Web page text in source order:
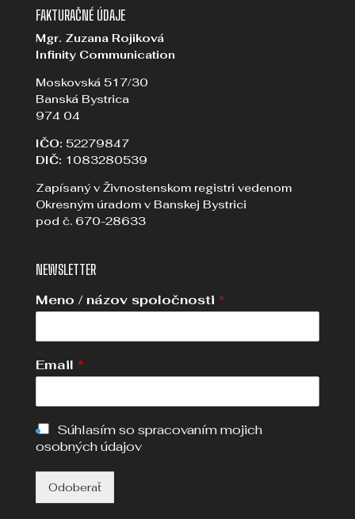
FAKTURAČNÉ ÚDAJE
Mgr. Zuzana Rojiková
Infinity Communication
Moskovská 517/30
Banská Bystrica
974 04
IČO: 52279847
DIČ: 1083280539
Zapísaný v Živnostenskom registri vedenom
Okresným úradom v Banskej Bystrici
pod č. 670-28633
NEWSLETTER
Meno / názov spoločnosti *
Email *
Súhlasím so spracovaním mojich
osobných údajov
Odoberať